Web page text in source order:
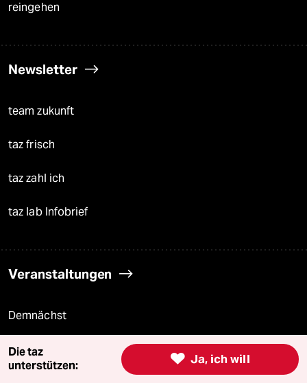
reingehen
Newsletter
team zukunft
taz frisch
taz zahl ich
taz lab Infobrief
Veranstaltungen
Demnächst
Vor Ort
 Ja, ich will
Die taz
unterstützen: